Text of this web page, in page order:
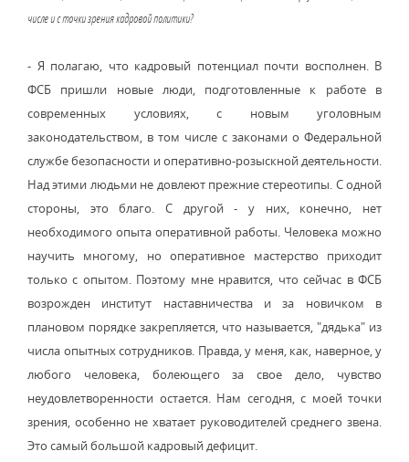
числе и с точки зрения кадровой политики?
- Я полагаю, что кадровый потенциал почти восполнен. В
ФСБ пришли новые люди, подготовленные к работе в
современных условиях, с новым уголовным
законодательством, в том числе с законами о Федеральной
службе безопасности и оперативно-розыскной деятельности.
Над этими людьми не довлеют прежние стереотипы. С одной
стороны, это благо. С другой - у них, конечно, нет
необходимого опыта оперативной работы. Человека можно
научить многому, но оперативное мастерство приходит
только с опытом. Поэтому мне нравится, что сейчас в ФСБ
возрожден институт наставничества и за новичком в
плановом порядке закрепляется, что называется, "дядька" из
числа опытных сотрудников. Правда, у меня, как, наверное, у
любого человека, болеющего за свое дело, чувство
неудовлетворенности остается. Нам сегодня, с моей точки
зрения, особенно не хватает руководителей среднего звена.
Это самый большой кадровый дефицит.